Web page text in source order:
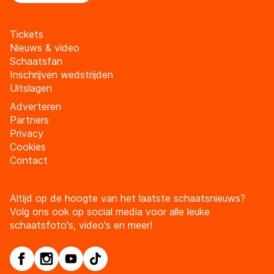
Tickets
Nieuws & video
Schaatsfan
Inschrijven wedstrijden
Uitslagen
Adverteren
Partners
Privacy
Cookies
Contact
Altijd op de hoogte van het laatste schaatsnieuws?
Volg ons ook op social media voor alle leuke
schaatsfoto's, video's en meer!